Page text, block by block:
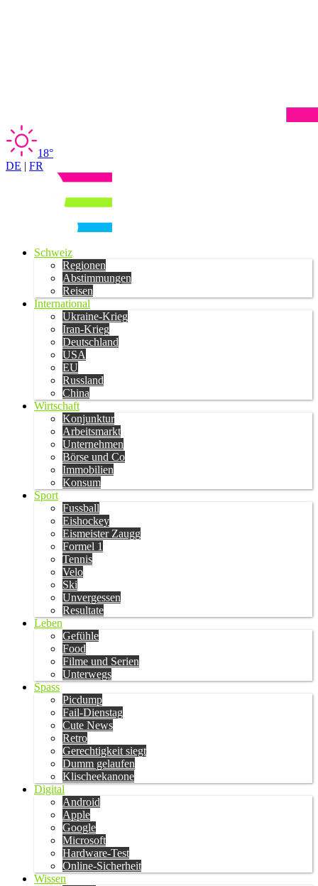
18°
DE | FR
Schweiz
Regionen
Abstimmungen
Reisen
International
Ukraine-Krieg
Iran-Krieg
Deutschland
USA
EU
Russland
China
Wirtschaft
Konjunktur
Arbeitsmarkt
Unternehmen
Börse und Co
Immobilien
Konsum
Sport
Fussball
Eishockey
Eismeister Zaugg
Formel 1
Tennis
Velo
Ski
Unvergessen
Resultate
Leben
Gefühle
Food
Filme und Serien
Unterwegs
Spass
Picdump
Fail-Dienstag
Cute News
Retro
Gerechtigkeit siegt
Dumm gelaufen
Klischeekanone
Digital
Android
Apple
Google
Microsoft
Hardware-Test
Online-Sicherheit
Wissen